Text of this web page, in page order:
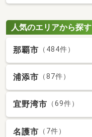
人気のエリアから探す
那覇市 （484件）
浦添市 （87件）
宜野湾市 （69件）
名護市 （7件）